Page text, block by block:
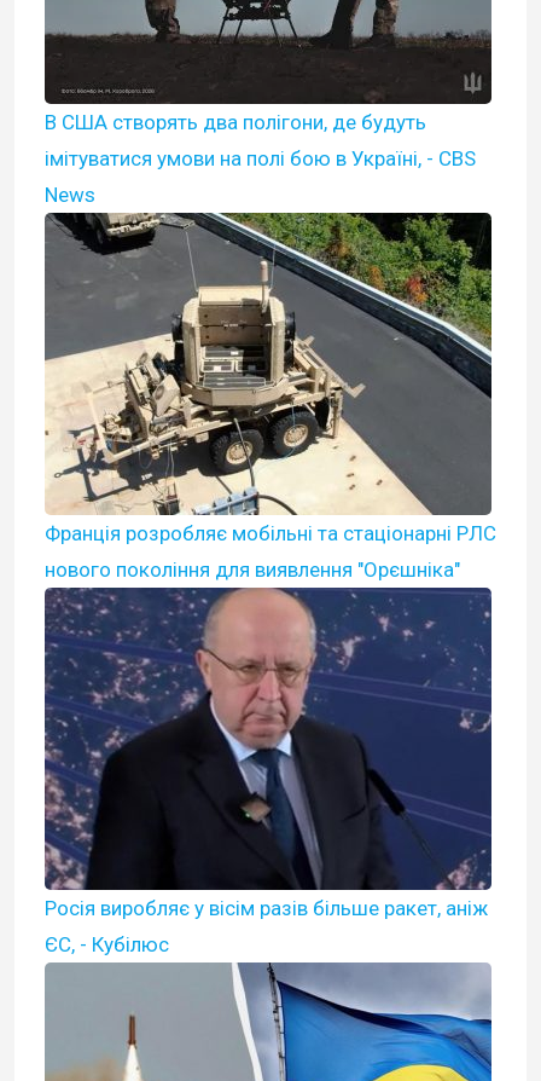
В США створять два полігони, де будуть
імітуватися умови на полі бою в Україні, - CBS
News
Франція розробляє мобільні та стаціонарні РЛС
нового покоління для виявлення "Орєшніка"
Росія виробляє у вісім разів більше ракет, аніж
ЄС, - Кубілюс